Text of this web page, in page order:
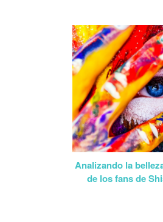
Analizando la
de los fans de